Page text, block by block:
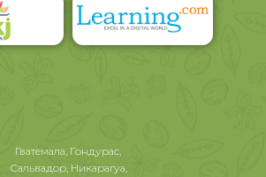
Гватемала, Гондурас,
Сальвадор, Никарагуа,